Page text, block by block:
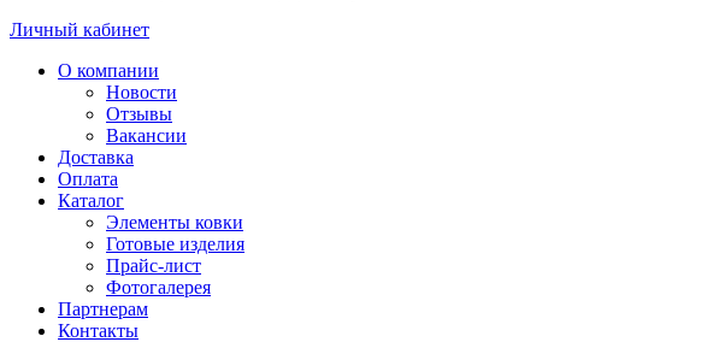
Личный кабинет
О компании
Новости
Отзывы
Вакансии
Доставка
Оплата
Каталог
Элементы ковки
Готовые изделия
Прайс-лист
Фотогалерея
Партнерам
Контакты